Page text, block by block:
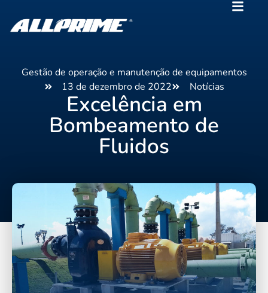
Gestão de operação e manutenção de equipamentos
13 de dezembro de 2022
Notícias
Excelência em
Bombeamento de
Fluidos